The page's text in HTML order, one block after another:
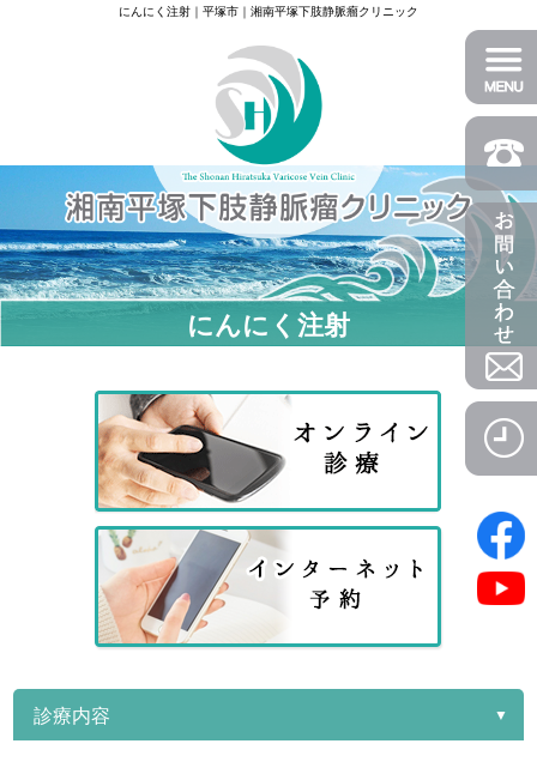
にんにく注射｜平塚市｜湘南平塚下肢静脈瘤クリニック
にんにく注射
診療内容